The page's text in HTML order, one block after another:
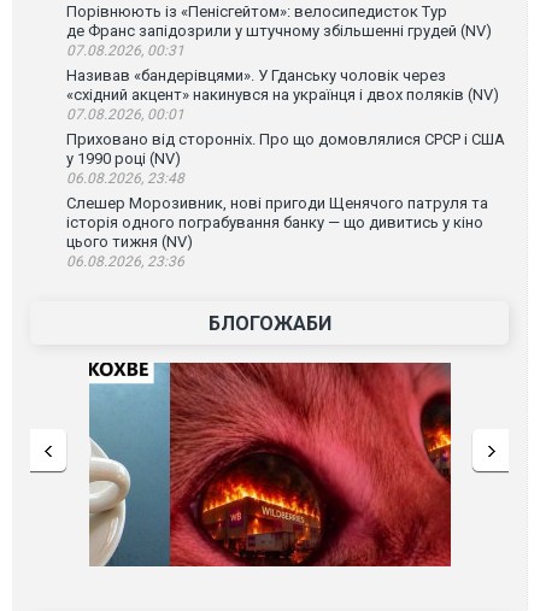
Порівнюють із «Пенісгейтом»: велосипедисток Тур
де Франс запідозрили у штучному збільшенні грудей (NV)
07.08.2026, 00:31
Називав «бандерівцями». У Гданську чоловік через
«східний акцент» накинувся на українця і двох поляків (NV)
07.08.2026, 00:01
Приховано від сторонніх. Про що домовлялися СРСР і США
у 1990 році (NV)
06.08.2026, 23:48
Слешер Морозивник, нові пригоди Щенячого патруля та
історія одного пограбування банку — що дивитись у кіно
цього тижня (NV)
06.08.2026, 23:36
БЛОГОЖАБИ